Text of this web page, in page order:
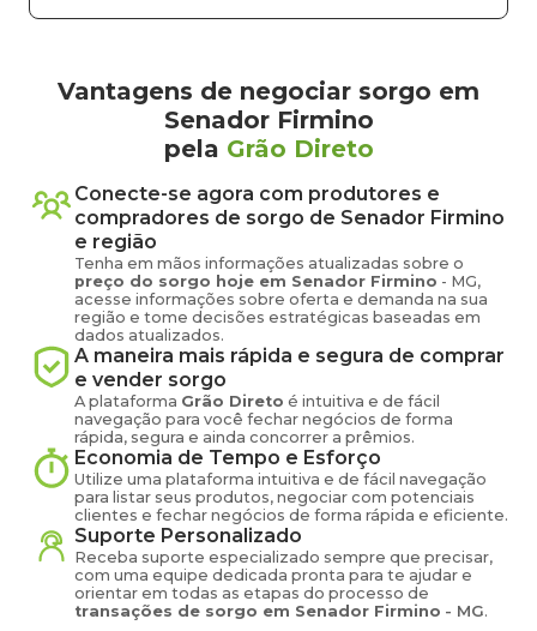
Vantagens de negociar sorgo em
Senador Firmino
pela Grão Direto
Conecte-se agora com produtores e
compradores de sorgo de Senador Firmino
e região
Tenha em mãos informações atualizadas sobre o
preço do sorgo hoje em Senador Firmino - MG,
acesse informações sobre oferta e demanda na sua
região e tome decisões estratégicas baseadas em
dados atualizados.
A maneira mais rápida e segura de comprar
e vender sorgo
A plataforma Grão Direto é intuitiva e de fácil
navegação para você fechar negócios de forma
rápida, segura e ainda concorrer a prêmios.
Economia de Tempo e Esforço
Utilize uma plataforma intuitiva e de fácil navegação
para listar seus produtos, negociar com potenciais
clientes e fechar negócios de forma rápida e eficiente.
Suporte Personalizado
Receba suporte especializado sempre que precisar,
com uma equipe dedicada pronta para te ajudar e
orientar em todas as etapas do processo de
transações de sorgo em Senador Firmino - MG.